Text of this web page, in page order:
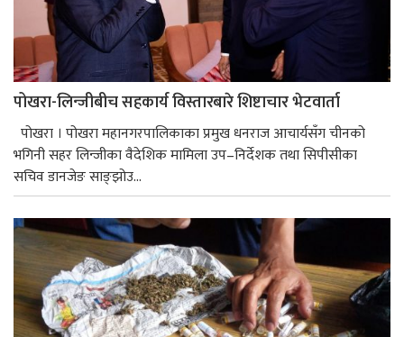
पोखरा-लिन्जीबीच सहकार्य विस्तारबारे शिष्टाचार भेटवार्ता
पोखरा । पोखरा महानगरपालिकाका प्रमुख धनराज आचार्यसँग चीनको
भगिनी सहर लिन्जीका वैदेशिक मामिला उप–निर्देशक तथा सिपीसीका
सचिव डानजेङ साङ्झोउ...